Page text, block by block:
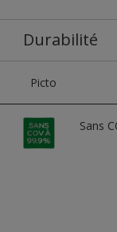
Durabilité
Picto
Sans